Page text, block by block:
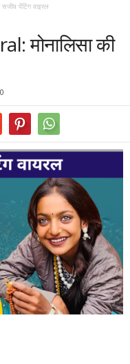
पेंटिंग वाइरल
मोनालिसा की
0